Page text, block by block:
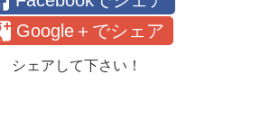
Google＋でシェア
シェアして下さい！